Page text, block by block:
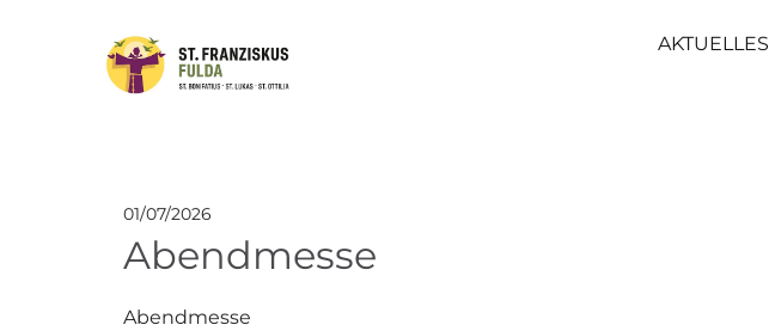
AKTUELLES
01/07/2026
Abendmesse
Abendmesse